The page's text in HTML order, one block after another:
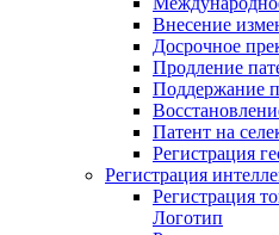
Внесение
Досрочное
Продление
Поддержание
Патент на
Регистрация
Регистрация
Регистрация
Логотип